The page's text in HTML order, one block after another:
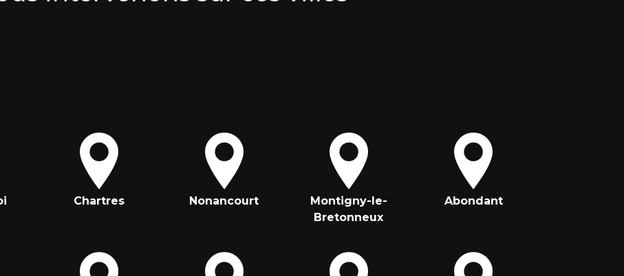
Chartres Nonancourt
Montigny-le-
Bretonneux
Abondant